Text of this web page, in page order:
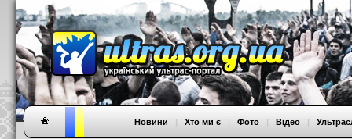
Новини | Хто ми є | Фото | Відео |